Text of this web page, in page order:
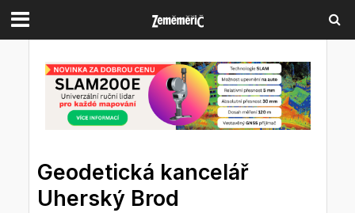
Geodetická kancelář
Uherský Brod